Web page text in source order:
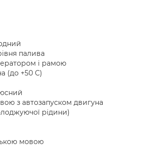
палива
і рамою
(до +50 С)
з автозапуском двигуна
рідини)
мовою